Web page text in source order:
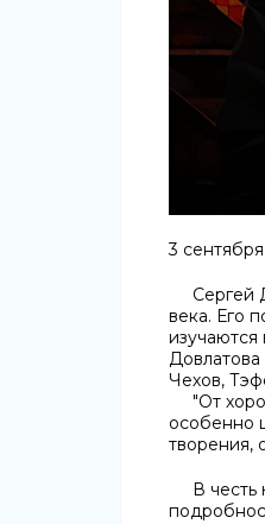
3
Сергей
века. Его
Чехов,
"От
особенно
творения,
В честь